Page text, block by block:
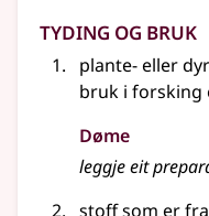
Tyding og bruk
plante-eller
bruk i forsking
Døme
leggje eit
stoff som er